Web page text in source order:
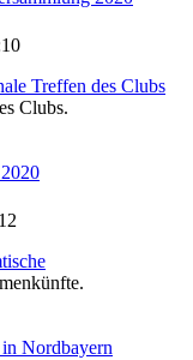
Treffen des Clubs
Clubs.
Nordbayern